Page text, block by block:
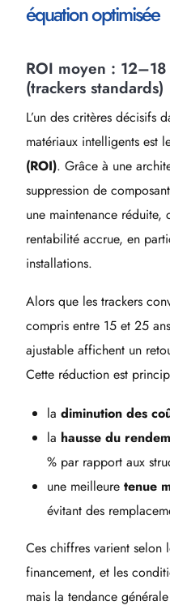
équation optimisée
ROI moyen :
(trackers standards)
L’un des critères décisifs
matériaux intelligents est
(ROI). Grâce à une
suppression de
une maintenance réduite,
rentabilité accrue, en
installations.
Alors que les trackers
compris entre 15 et 25
ajustable affichent un
Cette réduction est
la diminution des
la hausse du
% par rapport aux
une meilleure tenue
évitant des
Ces chiffres varient selon
financement, et les
mais la tendance